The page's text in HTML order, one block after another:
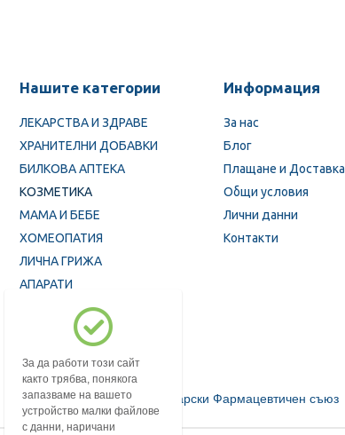
Нашите категории
ЛЕКАРСТВА И ЗДРАВЕ
ХРАНИТЕЛНИ ДОБАВКИ
БИЛКОВА АПТЕКА
КОЗМЕТИКА
МАМА И БЕБЕ
ХОМЕОПАТИЯ
ЛИЧНА ГРИЖА
АПАРАТИ
ПРОМОЦИИ
Информация
За нас
Блог
Плащане и Доставка
Общи условия
Лични данни
Контакти
Български Фармацевтичен съюз
За да работи този сайт
както трябва, понякога
запазваме на вашето
устройство малки файлове
с данни, наричани